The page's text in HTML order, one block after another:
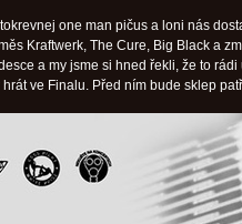
one man pičus a loni nás
Kraftwerk, The Cure, Big Black a
a my jsme si hned řekli, že to
ve Finalu. Před ním bude sklep